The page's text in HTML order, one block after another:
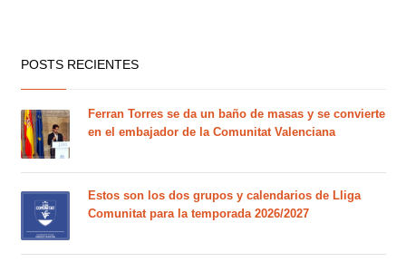
POSTS RECIENTES
Ferran Torres se da un baño de masas y se convierte
en el embajador de la Comunitat Valenciana
Estos son los dos grupos y calendarios de Lliga
Comunitat para la temporada 2026/2027